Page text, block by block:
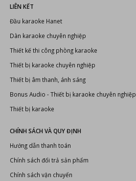
LIÊN KẾT
Đầu karaoke Hanet
Dàn karaoke chuyên nghiệp
Thiết kế thi công phòng karaoke
Thiết bị karaoke chuyên nghiệp
Thiết bị âm thanh, ánh sáng
Bonus Audio -Thiết bị karaoke chuyên nghiệp
Thiết bị karaoke
CHÍNH SÁCH VÀ QUY ĐỊNH
Hướng dẫn thanh toán
Chính sách đổi trả sản phẩm
Chính sách vận chuyển